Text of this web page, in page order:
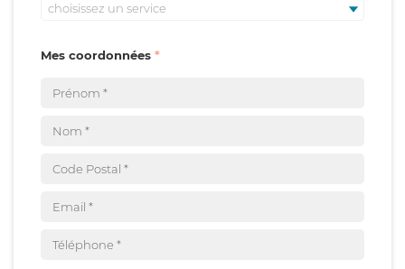
choisissez un service
Mes coordonnées